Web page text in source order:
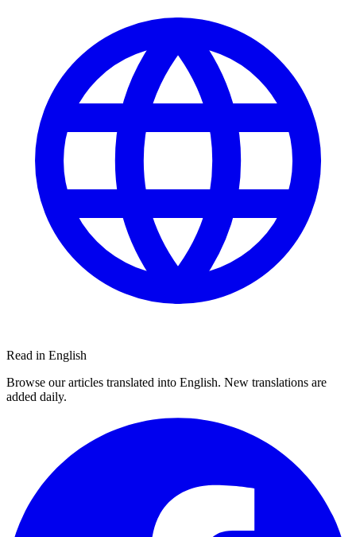
Read in English
Browse our articles translated into English. New translations are
added daily.